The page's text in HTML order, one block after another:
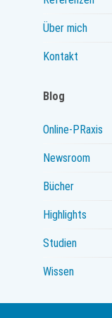
Über mich
Kontakt
Blog
Online-PRaxis
Newsroom
Bücher
Highlights
Studien
Wissen